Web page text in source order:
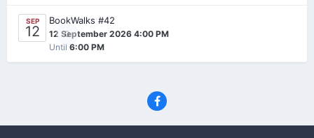
SEP
12 0
BookWalks #42
12 September 2026 4:00 PM
Until 6:00 PM